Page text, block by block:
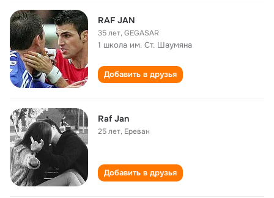
RAF JAN
35 лет,GEGASAR
1 школа им. Ст. Шаумяна
Добавить в друзья
Raf Jan
25 лет, Ереван
Добавить в друзья